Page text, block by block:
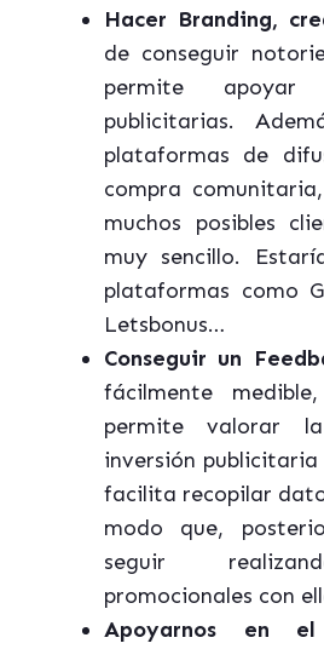
Hacer Branding,
de conseguir
permite apoyar
publicitarias.
plataformas de
compra
muchos posibles
muy sencillo.
plataformas como
Letsbonus…
Conseguir un
fácilmente
permite valorar
inversión
facilita recopilar
modo que,
seguir
promocionales con
Apoyarnos en